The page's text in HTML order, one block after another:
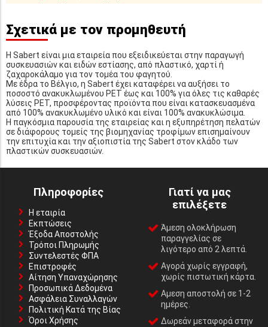
Σχετικά με τον προμηθευτή
Η Sabert είναι μια εταιρεία που εξειδικεύεται στην παραγωγή
συσκευασιών και ειδών εστίασης, από πλαστικό, χαρτί ή
ζαχαροκάλαμο για τον τομέα του φαγητού.
Με έδρα το Βέλγιο, η Sabert έχει καταφέρει να αυξήσει το
ποσοστό ανακυκλωμένου PET έως και 100% για όλες τις καθαρές
λύσεις PET, προσφέροντας προϊόντα που είναι κατασκευασμένα
από 100% ανακυκλωμένο υλικό και είναι 100% ανακυκλώσιμα.
Η παγκόσμια παρουσία της εταιρείας και η εξυπηρέτηση πελατών
σε διάφορους τομείς της βιομηχανίας τροφίμων επισημαίνουν
την επιτυχία και την αξιοπιστία της Sabert στον κλάδο των
πλαστικών συσκευασιών.
Πληροφορίες
Η εταιρία
Εκπτώσεις
Έξοδα Αποστολής
Τρόποι Πληρωμής
Συντελεστές ΦΠΑ
Επιστροφές
Αίτηση Υπαναχώρησης
Προσωπικά Δεδομένα
Ασφάλεια Συναλλαγών
Πολιτική Κατά της Βίας
Όροι Χρήσης
Γιατί να μας
επιλέξετε
Άμεση ολοκλήρωση
παραγγελίας σε
λιγότερο από 2 λεπτά.
Αγορά χωρίς εγγραφή,
χωρίς πιστωτική κάρτα.
Αμεση αποστολή σε 1-2
ημέρες.
Δωρεάν μεταφορά στην